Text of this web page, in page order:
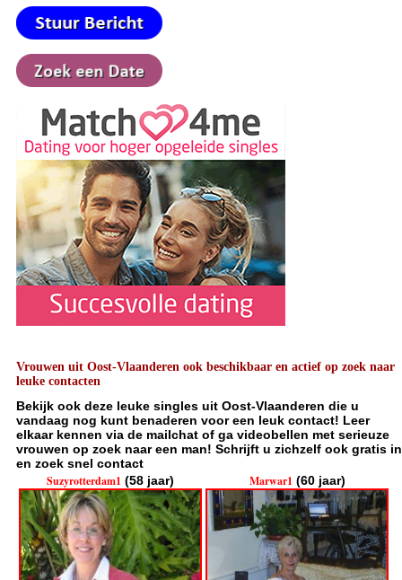
Vrouwen uit Oost-Vlaanderen ook beschikbaar en actief op zoek naar
leuke contacten
Bekijk ook deze leuke singles uit Oost-Vlaanderen die u
vandaag nog kunt benaderen voor een leuk contact! Leer
elkaar kennen via de mailchat of ga videobellen met serieuze
vrouwen op zoek naar een man! Schrijft u zichzelf ook gratis in
en zoek snel contact
Suzyrotterdam1 (58 jaar) Marwar1 (60 jaar)